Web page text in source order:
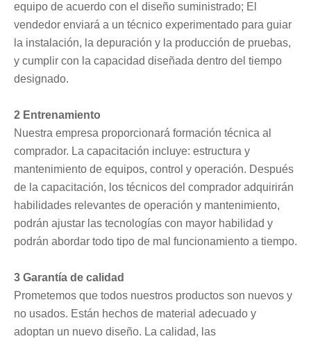
equipo de acuerdo con el diseño suministrado; El
vendedor enviará a un técnico experimentado para guiar
la instalación, la depuración y la producción de pruebas,
y cumplir con la capacidad diseñada dentro del tiempo
designado.
2 Entrenamiento
Nuestra empresa proporcionará formación técnica al
comprador. La capacitación incluye: estructura y
mantenimiento de equipos, control y operación. Después
de la capacitación, los técnicos del comprador adquirirán
habilidades relevantes de operación y mantenimiento,
podrán ajustar las tecnologías con mayor habilidad y
podrán abordar todo tipo de mal funcionamiento a tiempo.
3 Garantía de calidad
Prometemos que todos nuestros productos son nuevos y
no usados. Están hechos de material adecuado y
adoptan un nuevo diseño. La calidad, las